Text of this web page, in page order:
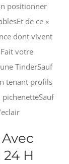
positionner
de ce «
dont vivent
votre
TinderSauf
tenant profils
pichenetteSauf
H